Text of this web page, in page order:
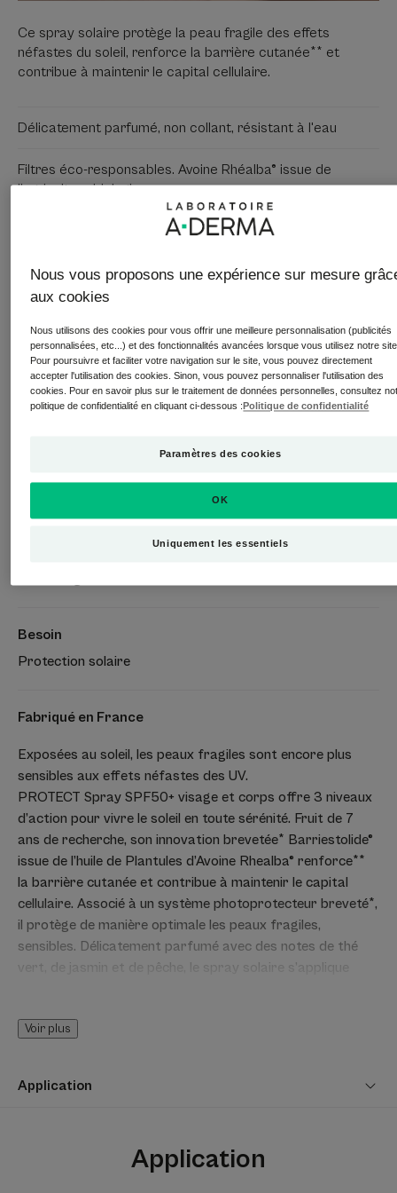
Ce spray solaire protège la peau fragile des effets
néfastes du soleil, renforce la barrière cutanée** et
contribue à maintenir le capital cellulaire.
Délicatement parfumé, non collant, résistant à l'eau
Filtres éco-responsables. Avoine Rhéalba® issue de
l'agriculture biologique.
Utilisable par
Adultes
Phototype
Tous phototypes de I à VI
Besoin
Protection solaire
Fabriqué en France
Exposées au soleil, les peaux fragiles sont encore plus
sensibles aux effets néfastes des UV.
PROTECT Spray SPF50+ visage et corps offre 3 niveaux
d’action pour vivre le soleil en toute sérénité. Fruit de 7
ans de recherche, son innovation brevetée* Barriestolide®
issue de l’huile de Plantules d’Avoine Rhealba® renforce**
la barrière cutanée et contribue à maintenir le capital
cellulaire. Associé à un système photoprotecteur breveté*,
il protège de manière optimale les peaux fragiles,
sensibles. Délicatement parfumé avec des notes de thé
vert, de jasmin et de pêche, le spray solaire s’applique
Chacun de nos filtres a été évalué par des Laboratoires
représentatifs du milieu marin, notamment sur les coraux
Voir plus
Application
Application
Nous vous proposons une expérience sur mesure
aux cookies
Nous utilisons des cookies pour vous offrir une meilleure personnalisation (publicités
personnalisées, etc...) et des fonctionnalités avancées lorsque vous utilisez notre
Pour poursuivre et faciliter votre navigation sur le site, vous pouvez directement
accepter l'utilisation des cookies. Sinon, vous pouvez personnaliser l'utilisation des
cookies. Pour en savoir plus sur le traitement de données personnelles, consultez
politique de confidentialité en cliquant ci-dessous :Politique de confidentialité
Paramètres des cookies
Uniquement les essentiels
OK